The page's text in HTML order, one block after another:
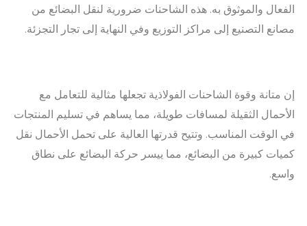
الفعال والموثوق به. هذه الشاحنات ضرورية لنقل البضائع من
مصانع التصنيع إلى مراكز التوزيع وفي النهاية إلى تجار التجزئة.
إن متانة وقوة الشاحنات الفولاذية تجعلها مثالية للتعامل مع
الأحمال الثقيلة لمسافات طويلة، مما يساهم في تسليم المنتجات
في الوقت المناسب. وتتيح قدرتها العالية على تحمل الأحمال نقل
كميات كبيرة من البضائع، مما ييسر حركة البضائع على نطاق
واسع.